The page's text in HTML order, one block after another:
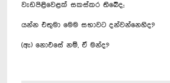
වැඩපිළිවෙළක් සකස්කර තිබේද;
යන්න එතුමා මෙම සභාවට දන්වන්නෙහිද?
(ඇ) නොඑසේ නම්, ඒ මන්ද?